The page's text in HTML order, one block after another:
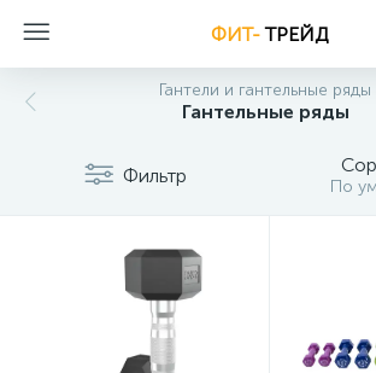
ФИТ-ТРЕЙД
Гантели и гантельные ряды
Гантельные ряды
Фильтр По